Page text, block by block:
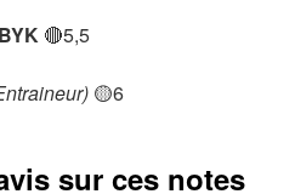
🔴5,5
🟡6
sur ces notes